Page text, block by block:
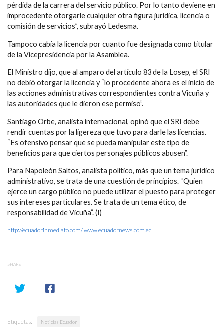
pérdida de la carrera del servicio público. Por lo tanto deviene en
improcedente otorgarle cualquier otra figura jurídica, licencia o
comisión de servicios”, subrayó Ledesma.
Tampoco cabía la licencia por cuanto fue designada como titular
de la Vicepresidencia por la Asamblea.
El Ministro dijo, que al amparo del artículo 83 de la Losep, el SRI
no debió otorgar la licencia y “lo procedente ahora es el inicio de
las acciones administrativas correspondientes contra Vicuña y
las autoridades que le dieron ese permiso”.
Santiago Orbe, analista internacional, opinó que el SRI debe
rendir cuentas por la ligereza que tuvo para darle las licencias.
“Es ofensivo pensar que se pueda manipular este tipo de
beneficios para que ciertos personajes públicos abusen”.
Para Napoleón Saltos, analista político, más que un tema jurídico
administrativo, se trata de una cuestión de principios. “Quien
ejerce un cargo público no puede utilizar el puesto para proteger
sus intereses particulares. Se trata de un tema ético, de
responsabilidad de Vicuña”. (I)
http://ecuadorinmediato.com/www.ecuadornews.com.ec
SHARE
Etiquetas: Noticias Ecuador